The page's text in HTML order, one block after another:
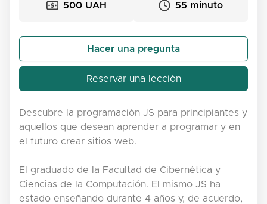
500 UAH 55 minuto
Hacer una pregunta
Reservar una lección
Descubre la programación JS para principiantes y
aquellos que desean aprender a programar y en
el futuro crear sitios web.
El graduado de la Facultad de Cibernética y
Ciencias de la Computación. El mismo JS ha
estado enseñando durante 4 años y, de acuerdo,